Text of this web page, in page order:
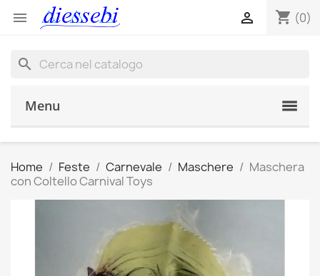
 shopping_cart (0)

search
Menu
Home Feste Carnevale Maschere
Maschera
con Coltello Carnival Toys